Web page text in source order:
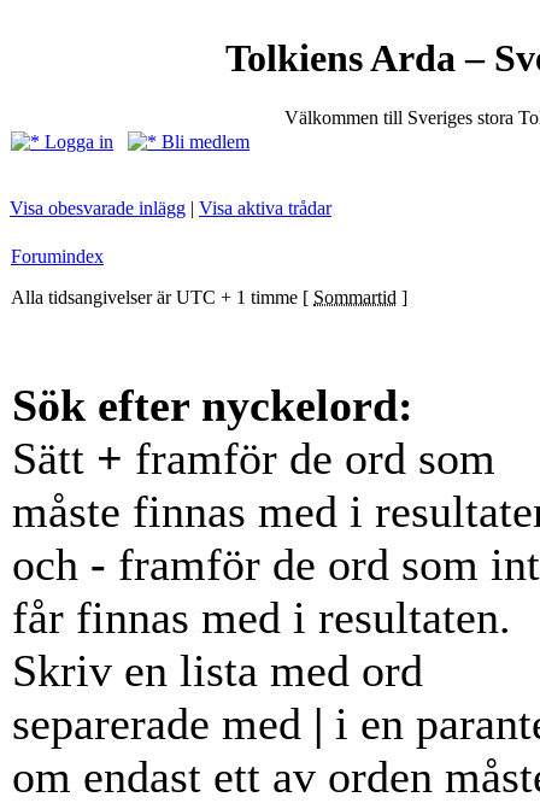
Tolkiens Arda –
Välkommen till Sveriges stora
Logga in
Bli medlem
Visa obesvarade inlägg | Visa aktiva trådar
Forumindex
Alla tidsangivelser är UTC + 1 timme [ Sommartid ]
Sök efter nyckelord:
Sätt + framför de ord som
måste finnas med i
och - framför de ord som
får finnas med i resultaten.
Skriv en lista med ord
separerade med | i en
om endast ett av orden